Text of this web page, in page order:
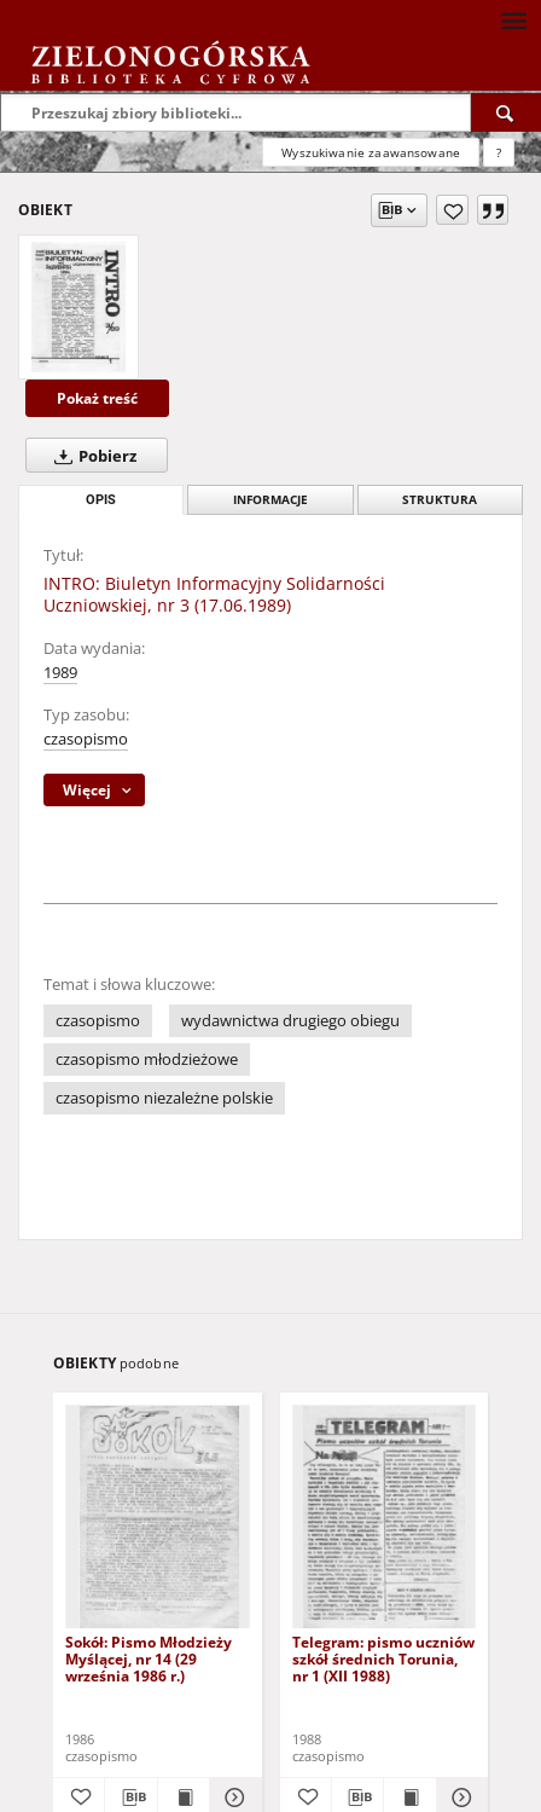
Wyszukiwanie zaawansowane ?
OBIEKT
Pokaż treść
Pobierz
OPIS INFORMACJE STRUKTURA
Tytuł:
INTRO: Biuletyn Informacyjny Solidarności
Uczniowskiej, nr 3 (17.06.1989)
Data wydania:
1989
Typ zasobu:
czasopismo
Więcej
Temat i słowa kluczowe:
czasopismo
wydawnictwa drugiego obiegu
czasopismo młodzieżowe
czasopismo niezależne polskie
OBIEKTY podobne
Sokół: Pismo Młodzieży
Myślącej, nr 14 (29
września 1986 r.)
1986
czasopismo
Telegram: pismo uczniów
szkół średnich Torunia,
nr 1 (XII 1988)
1988
czasopismo